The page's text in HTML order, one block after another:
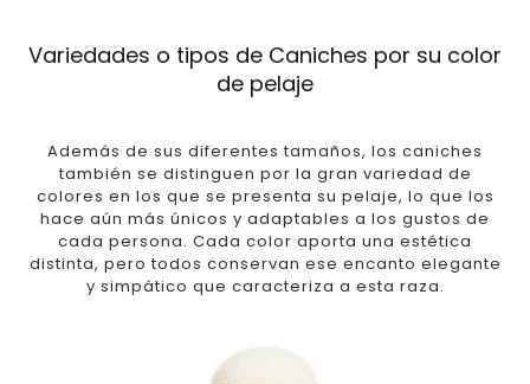
Variedades o tipos de Caniches por su color
de pelaje
Además de sus diferentes tamaños, los caniches
también se distinguen por la gran variedad de
colores en los que se presenta su pelaje, lo que los
hace aún más únicos y adaptables a los gustos de
cada persona. Cada color aporta una estética
distinta, pero todos conservan ese encanto elegante
y simpático que caracteriza a esta raza.